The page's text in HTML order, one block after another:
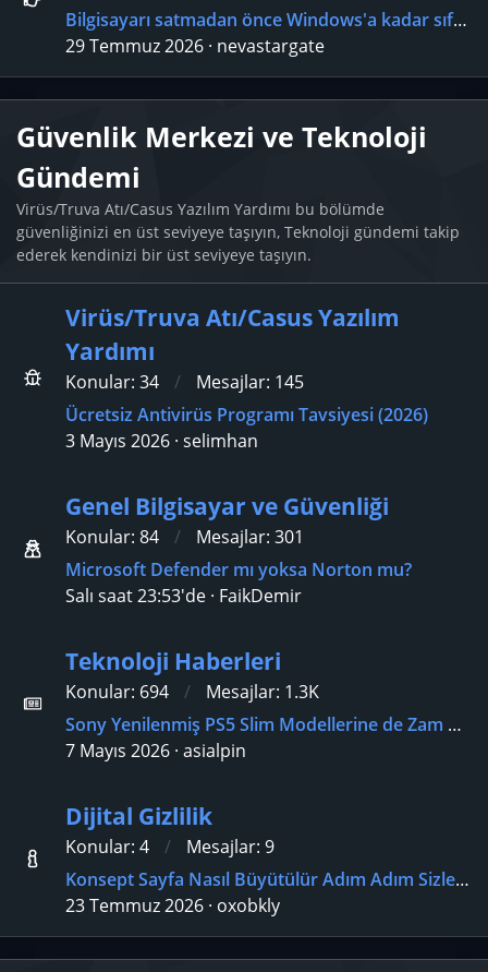
Bilgisayarı satmadan önce Windows'a kadar sıfırlamalı mıyım?
29 Temmuz 2026 nevastargate
Güvenlik Merkezi ve Teknoloji
Gündemi
Virüs/Truva Atı/Casus Yazılım Yardımı bu bölümde
güvenliğinizi en üst seviyeye taşıyın, Teknoloji gündemi takip
ederek kendinizi bir üst seviyeye taşıyın.
Virüs/Truva Atı/Casus Yazılım
Yardımı
Konular 34 Mesajlar 145
Ücretsiz Antivirüs Programı Tavsiyesi (2026)
3 Mayıs 2026 selimhan
Genel Bilgisayar ve Güvenliği
Konular 84 Mesajlar 301
Microsoft Defender mı yoksa Norton mu?
Salı saat 23:53'de FaikDemir
Teknoloji Haberleri
Konular 694 Mesajlar 1.3K
Sony Yenilenmiş PS5 Slim Modellerine de Zam Yaptı
7 Mayıs 2026 asialpin
Dijital Gizlilik
Konular 4 Mesajlar 9
Konsept Sayfa Nasıl Büyütülür Adım Adım Sizlere Anlatıyorum Beylerss
23 Temmuz 2026 oxobkly